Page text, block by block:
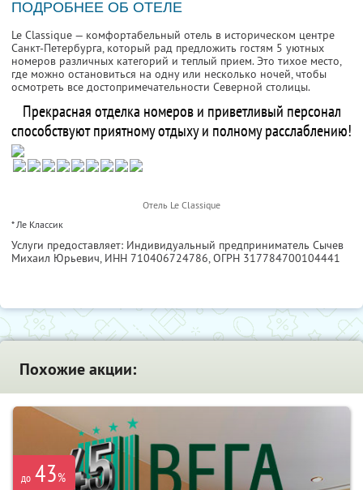
ПОДРОБНЕЕ ОБ ОТЕЛЕ
Le Classique — комфортабельный отель в историческом центре
Санкт-Петербурга, который рад предложить гостям 5 уютных
номеров различных категорий и теплый прием. Это тихое место,
где можно остановиться на одну или несколько ночей, чтобы
осмотреть все достопримечательности Северной столицы.
Прекрасная отделка номеров и приветливый персонал
способствуют приятному отдыху и полному расслаблению!
Отель Le Classique
* Ле Классик
Услуги предоставляет: Индивидуальный предприниматель Сычев
Михаил Юрьевич, ИНН 710406724786, ОГРН 317784700104441
Похожие акции:
до 43%